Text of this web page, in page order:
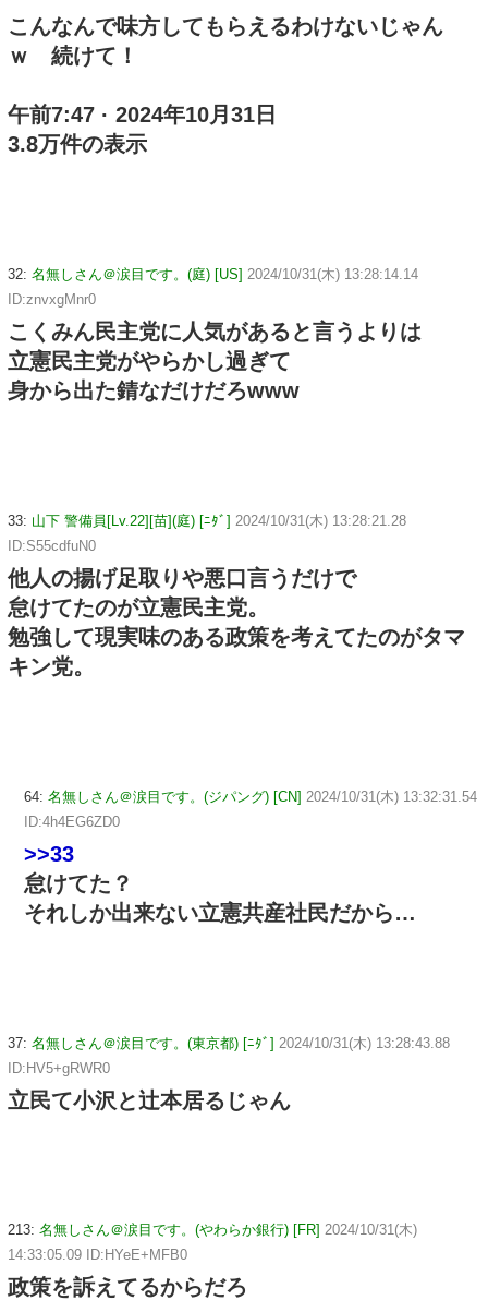
こんなんで味方してもらえるわけないじゃん
ｗ 続けて！
午前7:47 · 2024年10月31日
3.8万件の表示
32: 名無しさん＠涙目です。(庭) [US] 2024/10/31(木) 13:28:14.14
ID:znvxgMnr0
こくみん民主党に人気があると言うよりは
立憲民主党がやらかし過ぎて
身から出た錆なだけだろwww
33: 山下 警備員[Lv.22][苗](庭) [ﾆﾀﾞ] 2024/10/31(木) 13:28:21.28
ID:S55cdfuN0
他人の揚げ足取りや悪口言うだけで
怠けてたのが立憲民主党。
勉強して現実味のある政策を考えてたのがタマ
キン党。
64: 名無しさん＠涙目です。(ジパング) [CN] 2024/10/31(木) 13:32:31.54
ID:4h4EG6ZD0
>>33
怠けてた？
それしか出来ない立憲共産社民だから…
37: 名無しさん＠涙目です。(東京都) [ﾆﾀﾞ] 2024/10/31(木) 13:28:43.88
ID:HV5+gRWR0
立民て小沢と辻本居るじゃん
213: 名無しさん＠涙目です。(やわらか銀行) [FR] 2024/10/31(木)
14:33:05.09 ID:HYeE+MFB0
政策を訴えてるからだろ